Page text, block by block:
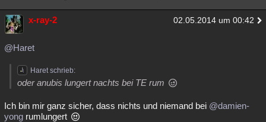
x-ray-2 02.05.2014 um 00:42
@Haret
Haret schrieb:
oder anubis lungert nachts bei TE rum
Ich bin mir ganz sicher, dass nichts und niemand bei @damien-
yong rumlungert